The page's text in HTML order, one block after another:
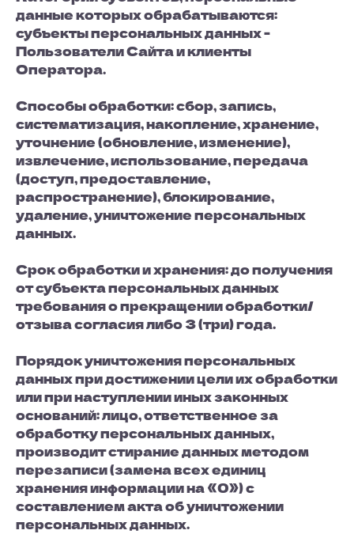
данные которых обрабатываются:
субъекты персональных данных -
Пользователи Сайта и клиенты
Оператора.
Способы обработки: сбор, запись,
систематизация, накопление, хранение,
уточнение (обновление, изменение),
извлечение, использование, передача
(доступ, предоставление,
распространение), блокирование,
удаление, уничтожение персональных
данных.
Срок обработки и хранения: до получения
от субъекта персональных данных
требования о прекращении обработки/
отзыва согласия либо 3 (три) года.
Порядок уничтожения персональных
данных при достижении цели их обработки
или при наступлении иных законных
оснований: лицо, ответственное за
обработку персональных данных,
производит стирание данных методом
перезаписи (замена всех единиц
хранения информации на «0») с
составлением акта об уничтожении
персональных данных.